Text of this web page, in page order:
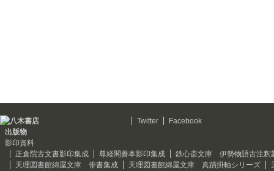
Twitter
Facebook
出版物
影印資料
正倉院古文書影印集成
尊経閣善本影印集成
鉄心斎文庫 伊勢物語古注釈
天理図書館綿屋文庫 俳書集成
天理図書館綿屋文庫 真蹟掛軸シリーズ